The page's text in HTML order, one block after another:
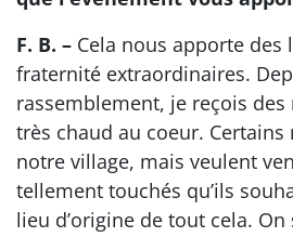
F. B. – Cela nous apporte des
fraternité extraordinaires.
rassemblement, je reçois
très chaud au coeur. Certains
notre village, mais veulent
tellement touchés qu’ils
lieu d’origine de tout cela. On